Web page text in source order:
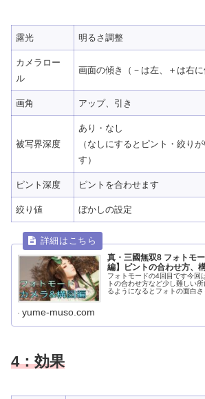
露光 明るさ調整
カメラロー
ル
画面の傾き（－は左、＋は右に
画角 アップ、引き
被写界深度
あり・なし
（なしにするとピント・絞り
す）
ピント深度 ピントを合わせます
絞り値 ぼかしの設定
真・三國無双8 フォトモ
編】ピントの合わせ方、
フォトモードの4回目です今回
トの合わせ方など少し難しい
るようになるとフォトの面白さ
yume-muso.com
4：効果